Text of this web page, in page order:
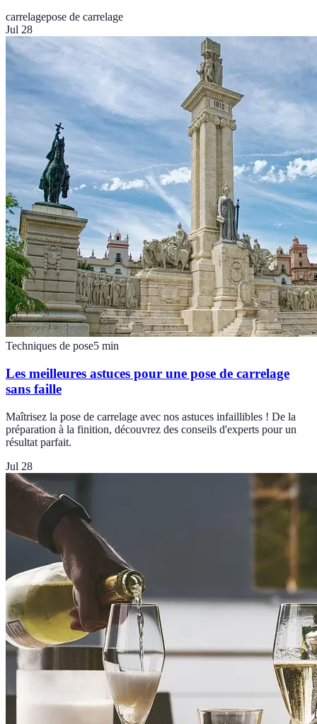
carrelagepose de carrelage
Jul 28
Techniques de pose5 min
Les meilleures astuces pour une pose de carrelage
sans faille
Maîtrisez la pose de carrelage avec nos astuces infaillibles ! De la
préparation à la finition, découvrez des conseils d'experts pour un
résultat parfait.
Jul 28